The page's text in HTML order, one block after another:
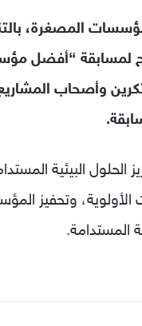
المصغرة،
لمسابقة “أفضل
2025، داعية كافة المبتكرين وأصحاب
الحلول البيئية
الأولوية، وتحفيز
المستدامة.